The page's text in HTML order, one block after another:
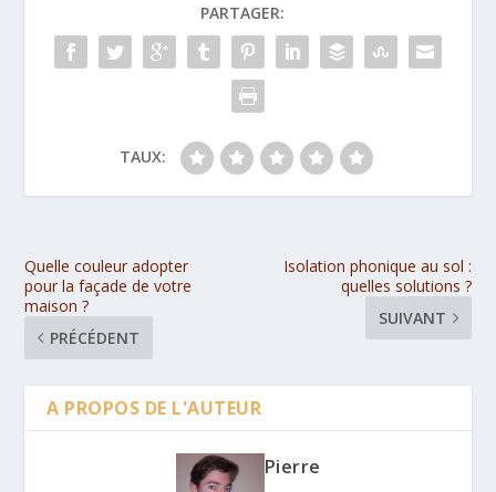
PARTAGER:
TAUX:
Quelle couleur adopter
pour la façade de votre
maison ?
PRÉCÉDENT
Isolation phonique au sol :
quelles solutions ?
SUIVANT
A PROPOS DE L'AUTEUR
Pierre